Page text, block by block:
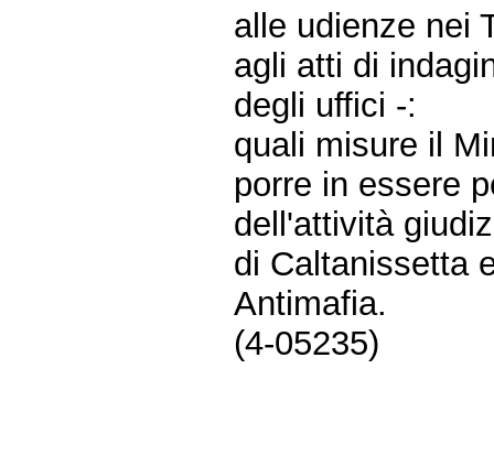
alle udienze nei
agli atti di
degli uffici -:
quali misure il
porre in essere
dell'attività
di Caltanissetta
Antimafia.
(4-05235)